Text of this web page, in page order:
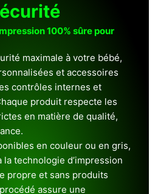
100% sûre pour
maximale à votre bébé,
et accessoires
contrôles internes et
produit respecte les
en matière de qualité,
en couleur ou en gris,
technologie d’impression
propre et sans produits
assure une